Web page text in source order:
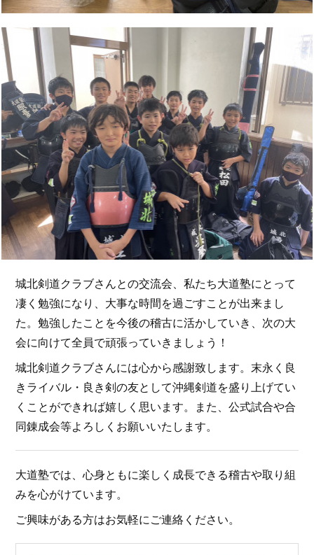
城北剣道クラブさんとの交流会、私たち大道塾にとって
凄く勉強になり、大事な時間を過ごすことが出来まし
た。勉強したことを今後の稽古に活かしていき、次の大
会に向けて全員で頑張っていきましょう！
城北剣道クラブさんには心から感謝致します。末永く良
きライバル・良き剣の友として沖縄剣道を盛り上げてい
くことができれば嬉しく思います。また、公式試合や合
同錬成会等よろしくお願いいたします。
大道塾では、心身ともに楽しく成長できる稽古や取り組
みを心がけています。
ご興味がある方はお気軽にご連絡ください。